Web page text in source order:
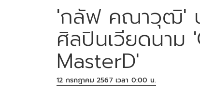
'กลัฟ คณาวุฒิ'
ศิลปินเวียดนาม
MasterD'
12 กรกฎาคม 2567 เวลา 0:00 น.